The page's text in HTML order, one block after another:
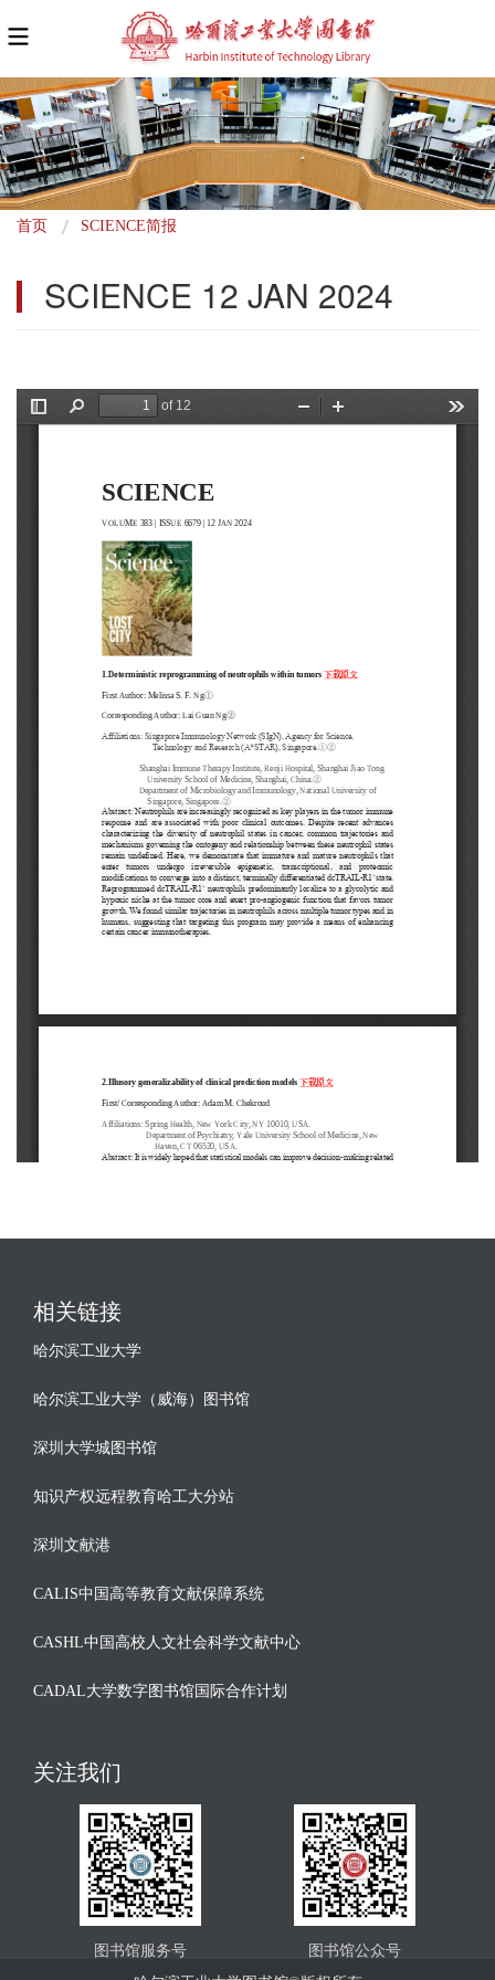
面
首页 SCIENCE简报
SCIENCE 12 JAN 2024
相关链接
哈尔滨工业大学
哈尔滨工业大学（威海）图书馆
深圳大学城图书馆
知识产权远程教育哈工大分站
深圳文献港
CALIS中国高等教育文献保障系统
CASHL中国高校人文社会科学文献中心
CADAL大学数字图书馆国际合作计划
关注我们
图书馆服务号
图书馆公众号